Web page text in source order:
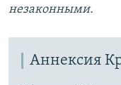
незаконными.
Аннексия